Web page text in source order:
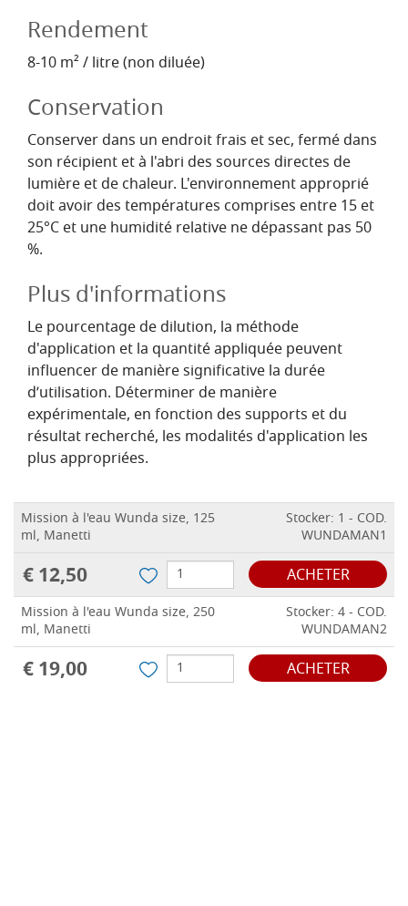
Rendement
8-10 m² / litre (non diluée)
Conservation
Conserver dans un endroit frais et sec, fermé dans
son récipient et à l'abri des sources directes de
lumière et de chaleur. L'environnement approprié
doit avoir des températures comprises entre 15 et
25°C et une humidité relative ne dépassant pas 50
%.
Plus d'informations
Le pourcentage de dilution, la méthode
d'application et la quantité appliquée peuvent
influencer de manière significative la durée
d’utilisation. Déterminer de manière
expérimentale, en fonction des supports et du
résultat recherché, les modalités d'application les
plus appropriées.
Mission à l'eau Wunda size, 125
ml, Manetti
Stocker: 1 - COD.
WUNDAMAN1
€ 12,50 ACHETER
Mission à l'eau Wunda size, 250
ml, Manetti
Stocker: 4 - COD.
WUNDAMAN2
€ 19,00 ACHETER